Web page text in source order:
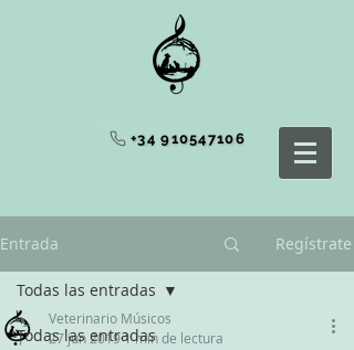
+34 910547106
Entrada Regístrate
Todas las entradas
Todas las entradas
Veterinario Músicos
27 jun 20191 min de lectura